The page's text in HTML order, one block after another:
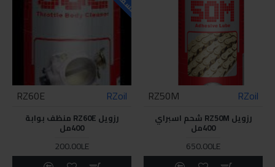
RZoil
RZ50M
رزويل RZ50M شحم اسبراي
400مل
650.00LE
RZoil
RZ60E
رزويل RZ60E منظف بوابة
400مل
200.00LE